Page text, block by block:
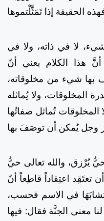
الحقيقة إذا تَمَثَّلْتموها
لا في ذاته، ولا في
أنَّ هذا الكلام يعني أنّ
بها شيء من مخلوقاته،
المخلوقات، ولا يُماثله
المخلوقات تُماثل صفاتُها
وجل يُمكن أن توصَفَ بها
يُرْزق، والله تعالى حيٌّ
تعتَقِد اعتِقاداً قاطِعاً أنّ
تشابَهَا في الاسم فحسب،
معنى الجنَّة فقال: فيها